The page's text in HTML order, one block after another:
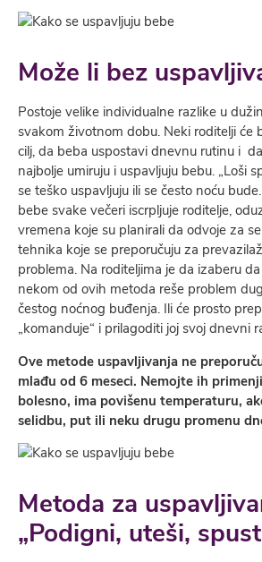
Može li bez
Postoje velike individualne razlike u
svakom životnom dobu. Neki roditelji će
cilj, da beba uspostavi dnevnu rutinu i
najbolje umiruju i uspavljuju bebu. „Loši
se teško uspavljuju ili se često noću
bebe svake večeri iscrpljuje roditelje,
vremena koje su planirali da odvoje za
tehnika koje se preporučuju za
problema. Na roditeljima je da izaberu
nekom od ovih metoda reše problem
čestog noćnog buđenja. Ili će prosto
„komanduje“ i prilagoditi joj svoj dnevni
Ove metode uspavljivanja ne
mlađu od 6 meseci. Nemojte ih
bolesno, ima povišenu temperaturu,
selidbu, put ili neku drugu promenu
Metoda za
„Podigni, uteši,